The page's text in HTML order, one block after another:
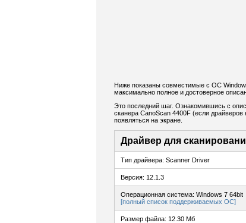
Ниже показаны совместимые с ОС
максимально полное и достоверное
Это последний шаг. Ознакомившись с
сканера CanoScan 4400F (если драйверов
появляться на экране.
Драйвер для
Тип драйвера: Scanner Driver
Версия: 12.1.3
Операционная система: Windows 7 64bit
[полный список поддерживаемых ОС]
Размер файла: 12.30 Мб